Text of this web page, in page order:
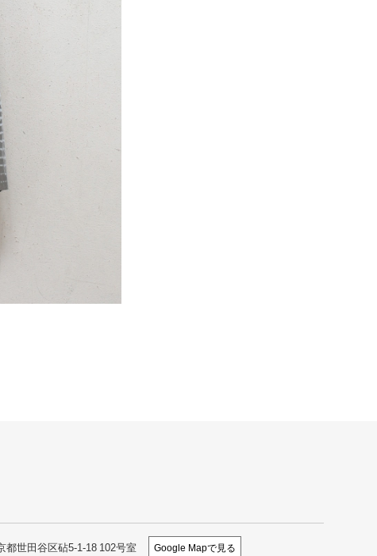
都世田谷区砧5-1-18 102号室 Google Mapで見る